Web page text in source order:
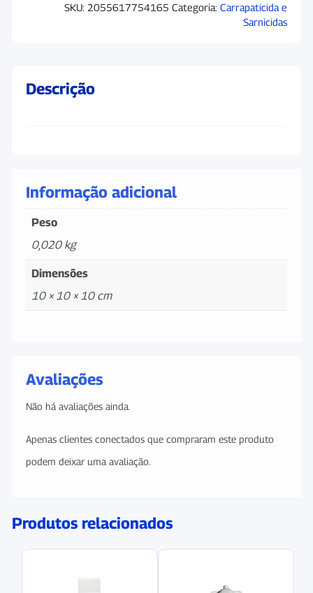
SKU: 2055617754165 Categoria: Carrapaticida e
Sarnicidas
Descrição
Informação adicional
Peso
0,020 kg
Dimensões
10 × 10 × 10 cm
Avaliações
Não há avaliações ainda.
Apenas clientes conectados que compraram este produto
podem deixar uma avaliação.
Produtos relacionados